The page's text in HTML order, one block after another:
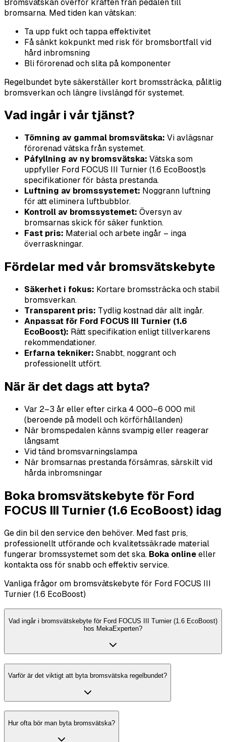
Bromsvätskan överför kraften från pedalen till
bromsarna. Med tiden kan vätskan:
Ta upp fukt och tappa effektivitet
Få sänkt kokpunkt med risk för bromsbortfall vid
hård inbromsning
Bli förorenad och slita på komponenter
Regelbundet byte säkerställer kort bromssträcka, pålitlig
bromsverkan och längre livslängd för systemet.
Vad ingår i vår tjänst?
Tömning av gammal bromsvätska: Vi avlägsnar
förorenad vätska från systemet.
Påfyllning av ny bromsvätska: Vätska som
uppfyller Ford FOCUS III Turnier (1.6 EcoBoost)s
specifikationer för bästa prestanda.
Luftning av bromssystemet: Noggrann luftning
för att eliminera luftbubblor.
Kontroll av bromssystemet: Översyn av
bromsarnas skick för säker funktion.
Fast pris: Material och arbete ingår – inga
överraskningar.
Fördelar med vår bromsvätskebyte
Säkerhet i fokus: Kortare bromssträcka och stabil
bromsverkan.
Transparent pris: Tydlig kostnad där allt ingår.
Anpassat för Ford FOCUS III Turnier (1.6
EcoBoost): Rätt specifikation enligt tillverkarens
rekommendationer.
Erfarna tekniker: Snabbt, noggrant och
professionellt utfört.
När är det dags att byta?
Var 2–3 år eller efter cirka 4 000–6 000 mil
(beroende på modell och körförhållanden)
När bromspedalen känns svampig eller reagerar
långsamt
Vid tänd bromsvarningslampa
När bromsarnas prestanda försämras, särskilt vid
hårda inbromsningar
Boka bromsvätskebyte för Ford
FOCUS III Turnier (1.6 EcoBoost) idag
Ge din bil den service den behöver. Med fast pris,
professionellt utförande och kvalitetssäkrade material
fungerar bromssystemet som det ska. Boka online eller
kontakta oss för snabb och effektiv service.
Vanliga frågor om bromsvätskebyte för Ford FOCUS III
Turnier (1.6 EcoBoost)
Vad ingår i bromsvätskebyte för Ford FOCUS III Turnier (1.6 EcoBoost)
hos MekaExperten?
Varför är det viktigt att byta bromsvätska regelbundet?
Hur ofta bör man byta bromsvätska?